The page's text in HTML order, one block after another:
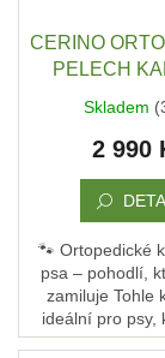
CERINO
PELECH
ZÁTĚŽOVÁ
x 90 x 10 -
Skladem
2 990
🐾 Ortopedické
psa – pohodlí,
zamiluje Tohle
ideální pro psy,
pohodlí a oporu.